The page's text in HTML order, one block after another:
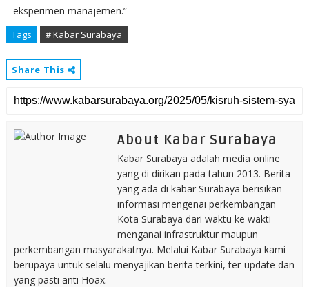
eksperimen manajemen.”
Tags # Kabar Surabaya
Share This
About Kabar Surabaya
Kabar Surabaya adalah media online
yang di dirikan pada tahun 2013. Berita
yang ada di kabar Surabaya berisikan
informasi mengenai perkembangan
Kota Surabaya dari waktu ke wakti
menganai infrastruktur maupun
perkembangan masyarakatnya. Melalui Kabar Surabaya kami
berupaya untuk selalu menyajikan berita terkini, ter-update dan
yang pasti anti Hoax.